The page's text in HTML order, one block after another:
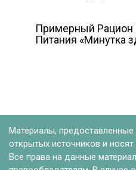
Примерный Рацион
Питания «Минутка
Материалы, предоставленные
открытых источников и носят
Все права на данные